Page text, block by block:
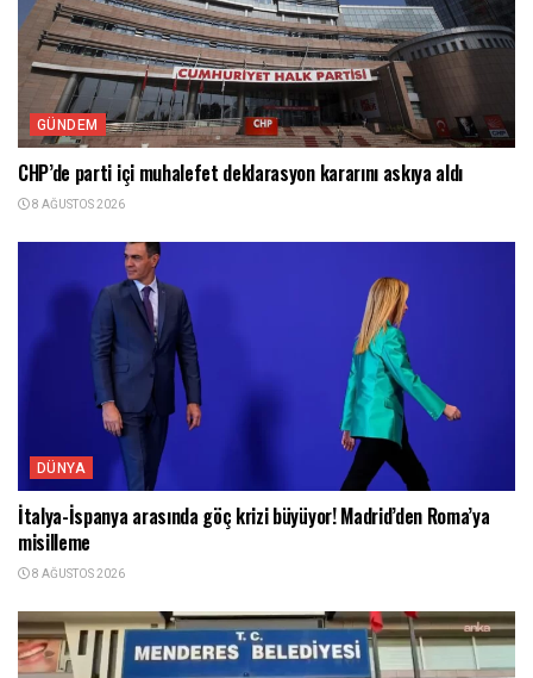
GÜNDEM
CHP’de parti içi muhalefet deklarasyon kararını askıya aldı
8 AĞUSTOS 2026
DÜNYA
İtalya-İspanya arasında göç krizi büyüyor! Madrid’den Roma’ya
misilleme
8 AĞUSTOS 2026